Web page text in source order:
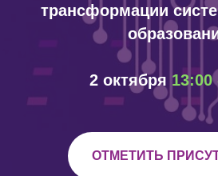
трансформации
2 октября 13:00
ОТМЕТИТЬ